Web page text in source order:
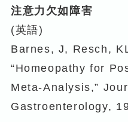
注意力欠如障害
(英語)
Barnes, J, Resch,
“Homeopathy for
Meta-Analysis,”
Gastroenterology,